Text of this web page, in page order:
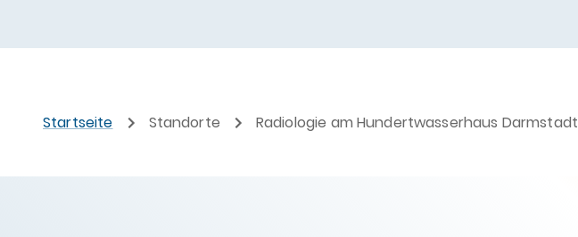
Startseite Standorte Radiologie am Hundertwasserhaus Darmstadt